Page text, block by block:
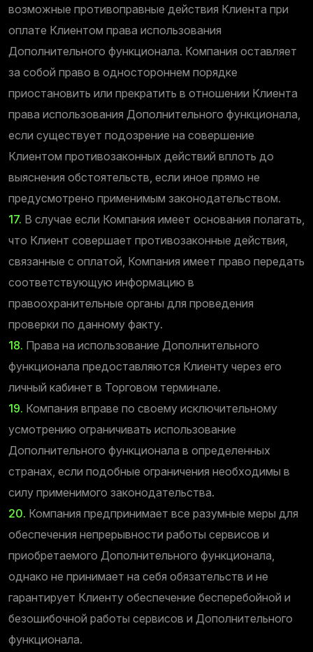
возможные противоправные действия Клиента при
оплате Клиентом права использования
Дополнительного функционала. Компания оставляет
за собой право в одностороннем порядке
приостановить или прекратить в отношении Клиента
права использования Дополнительного функционала,
если существует подозрение на совершение
Клиентом противозаконных действий вплоть до
выяснения обстоятельств, если иное прямо не
предусмотрено применимым законодательством.
17. В случае если Компания имеет основания полагать,
что Клиент совершает противозаконные действия,
связанные с оплатой, Компания имеет право передать
соответствующую информацию в
правоохранительные органы для проведения
проверки по данному факту.
18. Права на использование Дополнительного
функционала предоставляются Клиенту через его
личный кабинет в Торговом терминале.
19. Компания вправе по своему исключительному
усмотрению ограничивать использование
Дополнительного функционала в определенных
странах, если подобные ограничения необходимы в
силу применимого законодательства.
20. Компания предпринимает все разумные меры для
обеспечения непрерывности работы сервисов и
приобретаемого Дополнительного функционала,
однако не принимает на себя обязательств и не
гарантирует Клиенту обеспечение бесперебойной и
безошибочной работы сервисов и Дополнительного
функционала.